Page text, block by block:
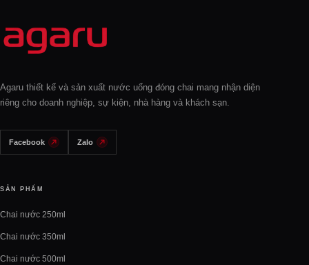
Agaru thiết kế và sản xuất nước uống đóng chai mang nhận diện
riêng cho doanh nghiệp, sự kiện, nhà hàng và khách sạn.
Facebook Zalo
SẢN PHẨM
Chai nước 250ml
Chai nước 350ml
Chai nước 500ml